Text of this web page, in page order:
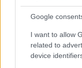
Google
I want to allow
related to
device